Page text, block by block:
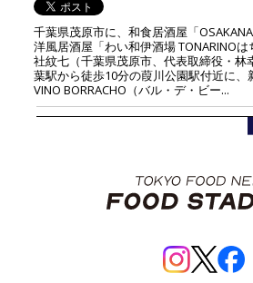
千葉県茂原市に、和食居酒屋「
洋風居酒屋「わい和伊酒場 TONARINO
社紋七（千葉県茂原市、代表取締役・林
葉駅から徒歩10分の葭川公園駅付近に、
VINO BORRACHO（バル・デ・ビー...